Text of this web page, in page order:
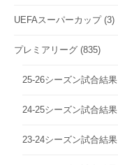
UEFAスーパーカップ(3)
プレミアリーグ (835)
25-26シーズン試合結果
24-25シーズン試合結果
23-24シーズン試合結果